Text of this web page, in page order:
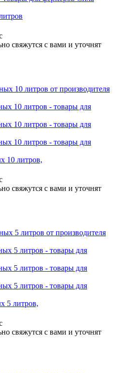
свяжутся с вами и уточнят
10 литров,
свяжутся с вами и уточнят
5 литров,
свяжутся с вами и уточнят